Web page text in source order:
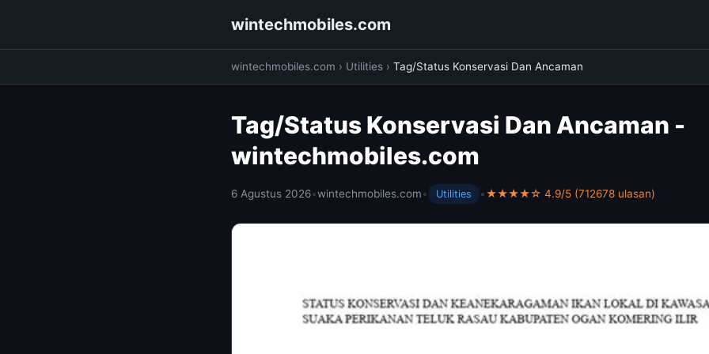
wintechmobiles.com
wintechmobiles.com › Utilities › Tag/Status Konservasi Dan Ancaman
Tag/Status Konservasi Dan Ancaman -
wintechmobiles.com
6 Agustus 2026•wintechmobiles.com• Utilities •★★★★☆ 4.9/5 (712678 ulasan)